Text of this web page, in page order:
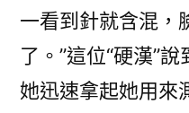
一看到針就含混，
了。”這位“硬漢”
她迅速拿起她用來